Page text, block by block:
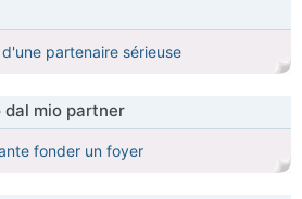
partenaire sérieuse
dal mio partner
fonder un foyer